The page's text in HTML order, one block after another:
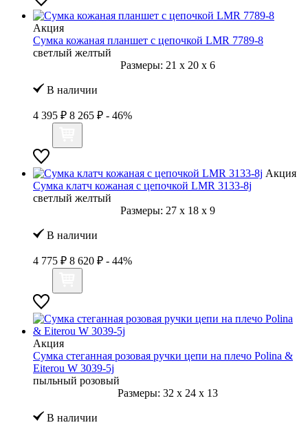
Акция
Сумка кожаная планшет с цепочкой LMR 7789-8
светлый желтый
Размеры: 21 x 20 x 6
В наличии
4 395 ₽ 8 265 ₽ - 46%
Акция
Сумка клатч кожаная с цепочкой LMR 3133-8j
светлый желтый
Размеры: 27 x 18 x 9
В наличии
4 775 ₽ 8 620 ₽ - 44%
Акция
Сумка стеганная розовая ручки цепи на плечо Polina &
Eiterou W 3039-5j
пыльный розовый
Размеры: 32 x 24 x 13
В наличии